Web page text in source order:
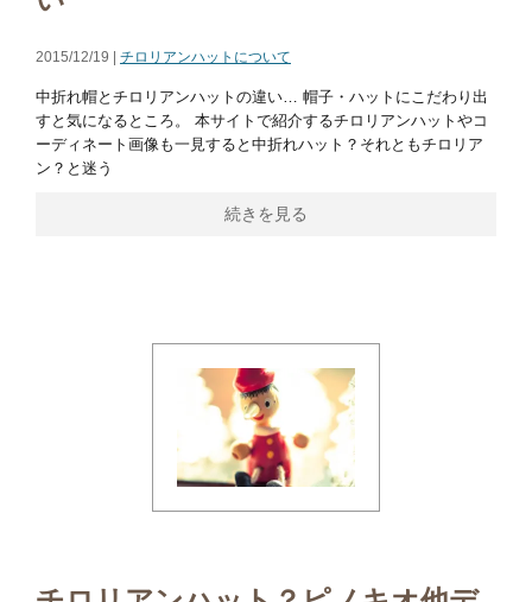
2015/12/19 | チロリアンハットについて
中折れ帽とチロリアンハットの違い… 帽子・ハットにこだわり出
すと気になるところ。 本サイトで紹介するチロリアンハットやコ
ーディネート画像も一見すると中折れハット？それともチロリア
ン？と迷う
続きを見る